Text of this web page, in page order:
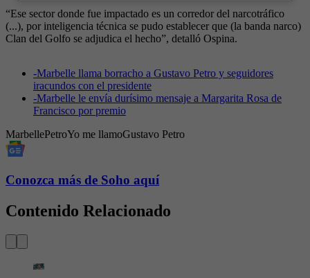
“Ese sector donde fue impactado es un corredor del narcotráfico
(...), por inteligencia técnica se pudo establecer que (la banda narco)
Clan del Golfo se adjudica el hecho”, detalló Ospina.
-Marbelle llama borracho a Gustavo Petro y seguidores
iracundos con el presidente
-Marbelle le envía durísimo mensaje a Margarita Rosa de
Francisco por premio
MarbellePetroYo me llamoGustavo Petro
Conozca más de Soho aquí
Contenido Relacionado